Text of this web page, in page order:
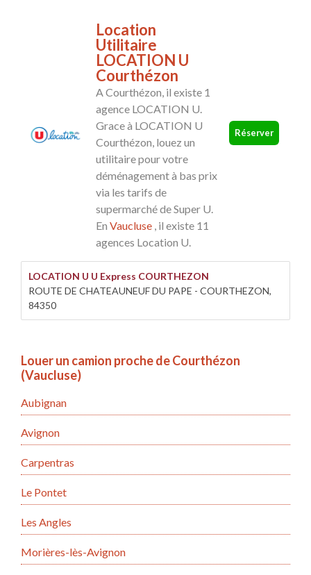
Location
Utilitaire
LOCATION U
Courthézon
A Courthézon, il existe 1
agence LOCATION U.
Grace à LOCATION U
Courthézon, louez un
utilitaire pour votre
déménagement à bas prix
via les tarifs de
supermarché de Super U.
En Vaucluse , il existe 11
agences Location U.
Réserver
LOCATION U U Express COURTHEZON
ROUTE DE CHATEAUNEUF DU PAPE - COURTHEZON,
84350
Louer un camion proche de Courthézon
(Vaucluse)
Aubignan
Avignon
Carpentras
Le Pontet
Les Angles
Morières-lès-Avignon